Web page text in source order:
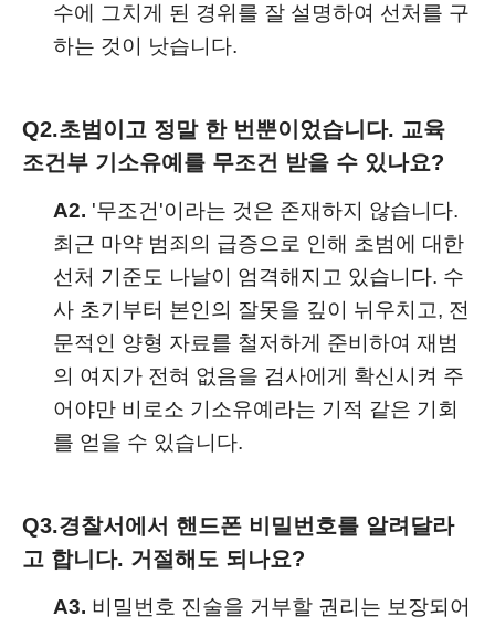
수에 그치게 된 경위를 잘 설명하여 선처를 구
하는 것이 낫습니다.
Q2.초범이고 정말 한 번뿐이었습니다. 교육
조건부 기소유예를 무조건 받을 수 있나요?
A2. '무조건'이라는 것은 존재하지 않습니다.
최근 마약 범죄의 급증으로 인해 초범에 대한
선처 기준도 나날이 엄격해지고 있습니다. 수
사 초기부터 본인의 잘못을 깊이 뉘우치고, 전
문적인 양형 자료를 철저하게 준비하여 재범
의 여지가 전혀 없음을 검사에게 확신시켜 주
어야만 비로소 기소유예라는 기적 같은 기회
를 얻을 수 있습니다.
Q3.경찰서에서 핸드폰 비밀번호를 알려달라
고 합니다. 거절해도 되나요?
A3. 비밀번호 진술을 거부할 권리는 보장되어